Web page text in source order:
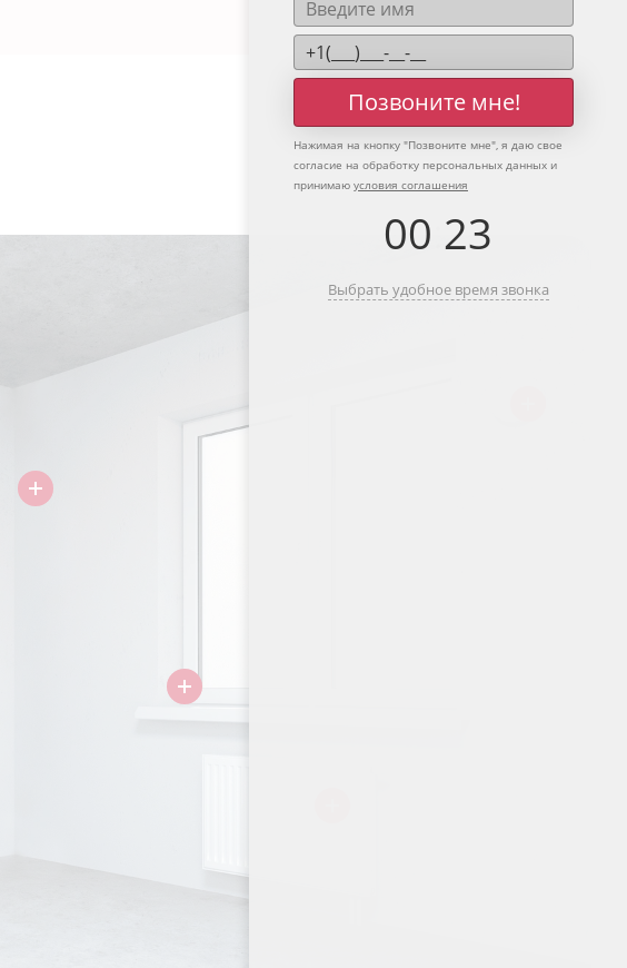
Позвоните мне!
Нажимая на кнопку "Позвоните мне", я даю свое
согласие на обработку персональных данных и
принимаю условия соглашения
00 23
Выбрать удобное время звонка